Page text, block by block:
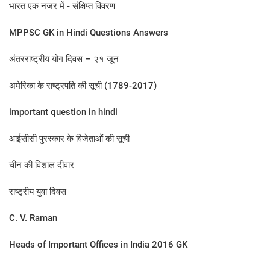
भारत एक नजर में - संक्षिप्त विवरण
MPPSC GK in Hindi Questions Answers
अंतरराष्ट्रीय योग दिवस – २१ जून
अमेरिका के राष्ट्रपति की सूची (1789-2017)
important question in hindi
आईसीसी पुरस्कार के विजेताओं की सूची
चीन की विशाल दीवार
राष्ट्रीय युवा दिवस
C. V. Raman
Heads of Important Offices in India 2016 GK